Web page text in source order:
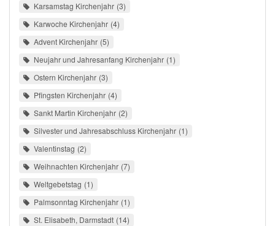
Karsamstag Kirchenjahr 3
Karwoche Kirchenjahr 4
Advent Kirchenjahr 5
Neujahr und Jahresanfang Kirchenjahr 1
Ostern Kirchenjahr 3
Pfingsten Kirchenjahr 4
Sankt Martin Kirchenjahr 2
Silvester und Jahresabschluss Kirchenjahr 1
Valentinstag 2
Weihnachten Kirchenjahr 7
Weltgebetstag 1
Palmsonntag Kirchenjahr 1
St. Elisabeth, Darmstadt 14